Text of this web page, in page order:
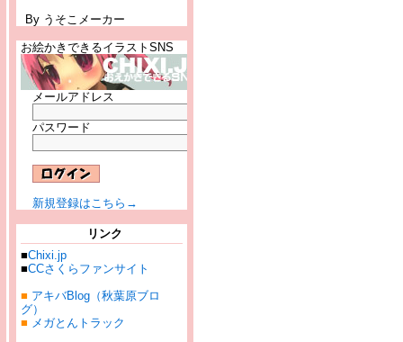
By うそこメーカー
お絵かきできるイラストSNS
メールアドレス
パスワード
新規登録はこちら→
リンク
■Chixi.jp
■CCさくらファンサイト
■ アキバBlog（秋葉原ブロ
グ）
■ メガとんトラック